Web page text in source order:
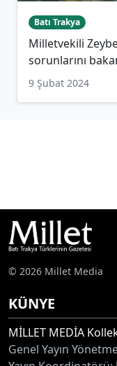
Batı Trakya
Milletvekili
sorunlarını
9 Şubat 2024
© 2026 Millet Media
KÜNYE
MİLLET MEDİA
Genel Yayın